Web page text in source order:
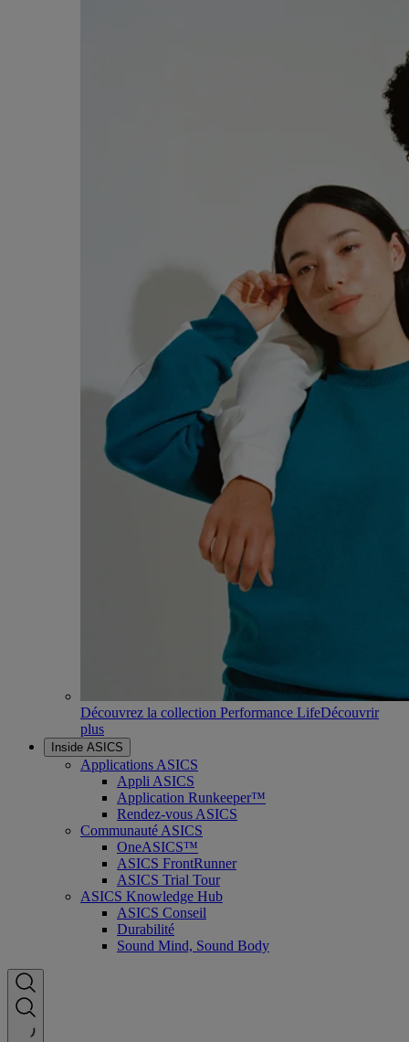
Découvrez la collection Performance LifeDécouvrir
plus
Inside ASICS
Applications ASICS
Appli ASICS
Application Runkeeper™
Rendez-vous ASICS
Communauté ASICS
OneASICS™
ASICS FrontRunner
ASICS Trial Tour
ASICS Knowledge Hub
ASICS Conseil
Durabilité
Sound Mind, Sound Body